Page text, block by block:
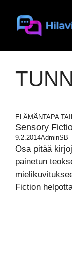
sisältöön
ELÄMÄNTAPA
Sensory
9.2.2014AdminSB
Osa pitää
painetun
Fiction